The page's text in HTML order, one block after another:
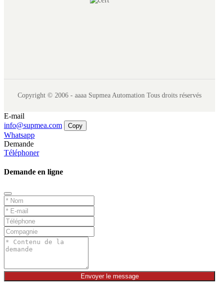
Copyright © 2006 - aaaa Supmea Automation Tous droits réservés
E-mail
info@supmea.com
Copy
Whatsapp
Demande
Téléphoner
Demande en ligne
Envoyer le message